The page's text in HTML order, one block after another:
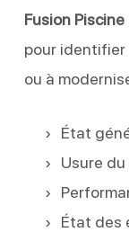
Fusion Piscine
pour identifier
ou à
État
Usure
État des